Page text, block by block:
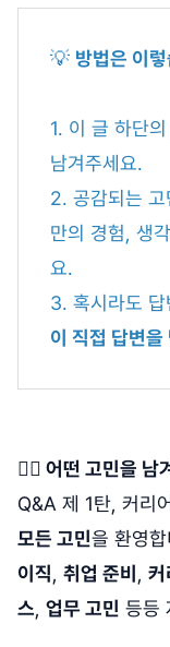
💡 방법은 이
1. 이 글 하단의
남겨주세요.
2. 공감되는 고
만의 경험, 생
요.
3. 혹시라도
이 직접 답변
🙋‍♀️ 어떤 고민을 남
Q&A 제 1탄, 커리
모든 고민을 환영
이직, 취업 준비 , 커
스, 업무 고민 등등